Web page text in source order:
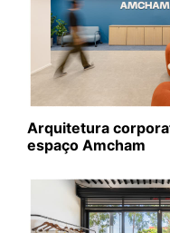
Arquitetura
espaço Amcham